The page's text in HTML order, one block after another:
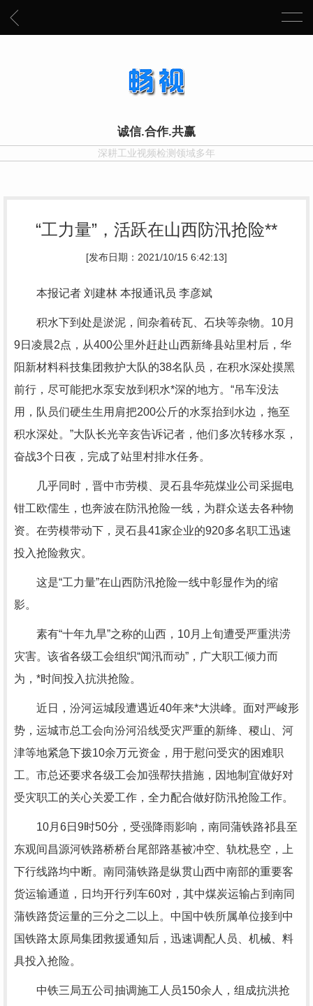
诚信.合作.共赢
深耕工业视频检测领域多年
“工力量”，活跃在山西防汛抢险**
[发布日期：2021/10/15 6:42:13]
本报记者 刘建林 本报通讯员 李彦斌
积水下到处是淤泥，间杂着砖瓦、石块等杂物。10月
9日凌晨2点，从400公里外赶赴山西新绛县站里村后，华
阳新材料科技集团救护大队的38名队员，在积水深处摸黑
前行，尽可能把水泵安放到积水*深的地方。“吊车没法
用，队员们硬生生用肩把200公斤的水泵抬到水边，拖至
积水深处。”大队长光辛亥告诉记者，他们多次转移水泵，
奋战3个日夜，完成了站里村排水任务。
几乎同时，晋中市劳模、灵石县华苑煤业公司采掘电
钳工欧儒生，也奔波在防汛抢险一线，为群众送去各种物
资。在劳模带动下，灵石县41家企业的920多名职工迅速
投入抢险救灾。
这是“工力量”在山西防汛抢险一线中彰显作为的缩
影。
素有“十年九旱”之称的山西，10月上旬遭受严重洪涝
灾害。该省各级工会组织“闻汛而动”，广大职工倾力而
为，*时间投入抗洪抢险。
近日，汾河运城段遭遇近40年来*大洪峰。面对严峻形
势，运城市总工会向汾河沿线受灾严重的新绛、稷山、河
津等地紧急下拨10余万元资金，用于慰问受灾的困难职
工。市总还要求各级工会加强帮扶措施，因地制宜做好对
受灾职工的关心关爱工作，全力配合做好防汛抢险工作。
10月6日9时50分，受强降雨影响，南同蒲铁路祁县至
东观间昌源河铁路桥桥台尾部路基被冲空、轨枕悬空，上
下行线路均中断。南同蒲铁路是纵贯山西中南部的重要客
货运输通道，日均开行列车60对，其中煤炭运输占到南同
蒲铁路货运量的三分之二以上。中国中铁所属单位接到中
国铁路太原局集团救援通知后，迅速调配人员、机械、料
具投入抢险。
中铁三局五公司抽调施工人员150余人，组成抗洪抢